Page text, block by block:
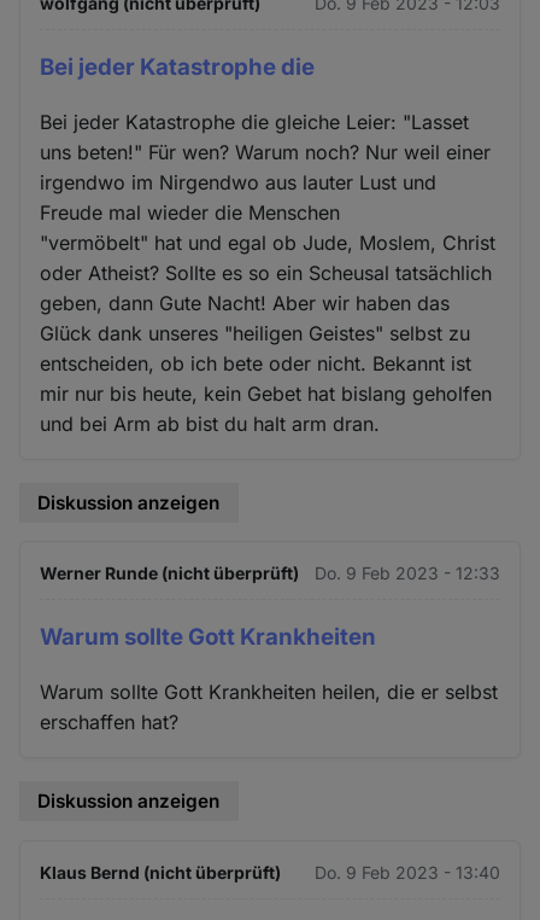
Bei jeder Katastrophe die
Bei jeder Katastrophe die gleiche Leier: "Lasset
uns beten!" Für wen? Warum noch? Nur weil einer
irgendwo im Nirgendwo aus lauter Lust und
Freude mal wieder die Menschen
"vermöbelt" hat und egal ob Jude, Moslem, Christ
oder Atheist? Sollte es so ein Scheusal tatsächlich
geben, dann Gute Nacht! Aber wir haben das
Glück dank unseres "heiligen Geistes" selbst zu
entscheiden, ob ich bete oder nicht. Bekannt ist
mir nur bis heute, kein Gebet hat bislang geholfen
und bei Arm ab bist du halt arm dran.
Diskussion anzeigen
Werner Runde (nicht überprüft) Do. 9 Feb 2023 - 12:33
Warum sollte Gott Krankheiten
Warum sollte Gott Krankheiten heilen, die er selbst
erschaffen hat?
Diskussion anzeigen
Klaus Bernd (nicht überprüft) Do. 9 Feb 2023 - 13:40
Cookies